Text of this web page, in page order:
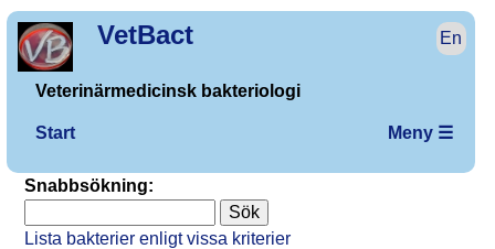
VetBact En
Veterinärmedicinsk bakteriologi
Start Meny ☰
Snabbsökning:
Lista bakterier enligt vissa kriterier